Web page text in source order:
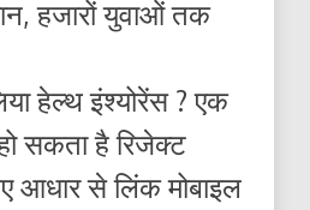
हजारों युवाओं तक
हेल्थ इंश्योरेंस ? एक
सकता है रिजेक्ट
आधार से लिंक मोबाइल